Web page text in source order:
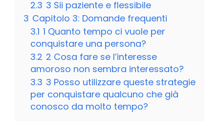
2.3 3 Sii paziente e flessibile
3 Capitolo 3: Domande frequenti
3.1 1 Quanto tempo ci vuole per
conquistare una persona?
3.2 2 Cosa fare se l’interesse
amoroso non sembra interessato?
3.3 3 Posso utilizzare queste strategie
per conquistare qualcuno che già
conosco da molto tempo?